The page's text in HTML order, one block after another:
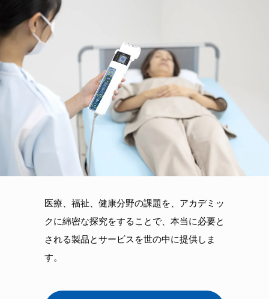
医療、福祉、健康分野の課題を、アカデミッ
クに綿密な探究をすることで、本当に必要と
される製品とサービスを世の中に提供しま
す。